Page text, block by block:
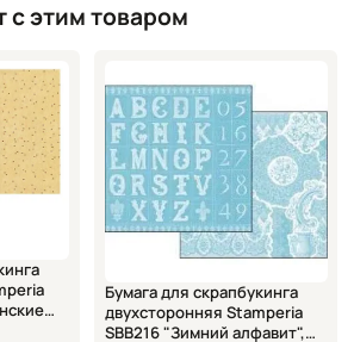
с этим товаром
Бумага для скрапбукинга
двухсторонняя Stamperia
SBB216 "Зимний алфавит",